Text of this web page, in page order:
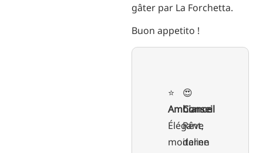
gâter par La Forchetta.
Buon appetito !
⭐️
Ambiance
Élégant,
moderne
😍
Conseil
Rêve
italien